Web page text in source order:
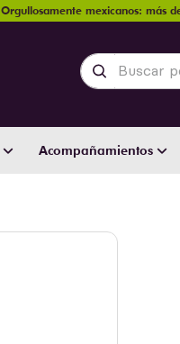
Orgullosamente mexicanos: más
Buscar por
Acompañamientos